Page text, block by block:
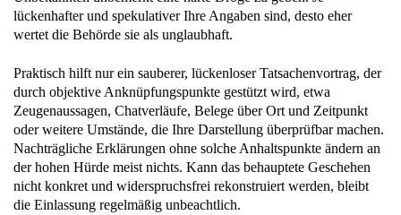
lückenhafter und spekulativer Ihre Angaben sind, desto eher
wertet die Behörde sie als unglaubhaft.
Praktisch hilft nur ein sauberer, lückenloser Tatsachenvortrag, der
durch objektive Anknüpfungspunkte gestützt wird, etwa
Zeugenaussagen, Chatverläufe, Belege über Ort und Zeitpunkt
oder weitere Umstände, die Ihre Darstellung überprüfbar machen.
Nachträgliche Erklärungen ohne solche Anhaltspunkte ändern an
der hohen Hürde meist nichts. Kann das behauptete Geschehen
nicht konkret und widerspruchsfrei rekonstruiert werden, bleibt
die Einlassung regelmäßig unbeachtlich.